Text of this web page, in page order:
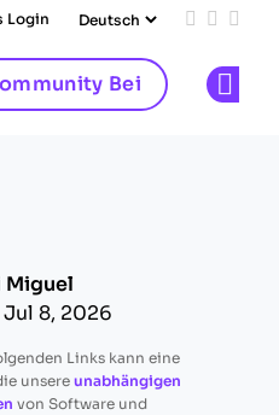
Login Add us
Follow
Bei
Miguel
8, 2026
Links kann eine
unsere unabhängigen
von Software und